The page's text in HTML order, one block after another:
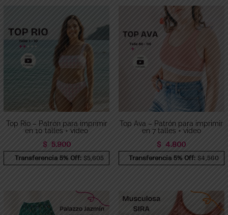
Top Rio – Patrón para imprimir
en 10 talles + video
$ 5.900
Transferencia 5% Off: $5,605
Top Ava – Patrón para imprimir
en 7 talles + video
$ 4.800
Transferencia 5% Off: $4,560